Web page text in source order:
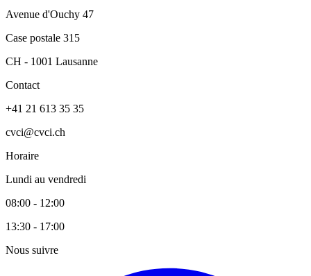
Avenue d'Ouchy 47
Case postale 315
CH - 1001 Lausanne
Contact
+41 21 613 35 35
cvci@cvci.ch
Horaire
Lundi au vendredi
08:00 - 12:00
13:30 - 17:00
Nous suivre